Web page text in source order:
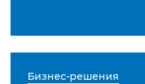
Бизнес-решения